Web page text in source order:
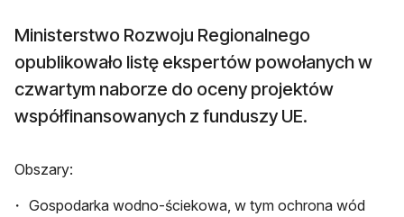
Ministerstwo Rozwoju Regionalnego
opublikowało listę ekspertów powołanych w
czwartym naborze do oceny projektów
współfinansowanych z funduszy UE.
Obszary:
Gospodarka wodno-ściekowa, w tym ochrona wód